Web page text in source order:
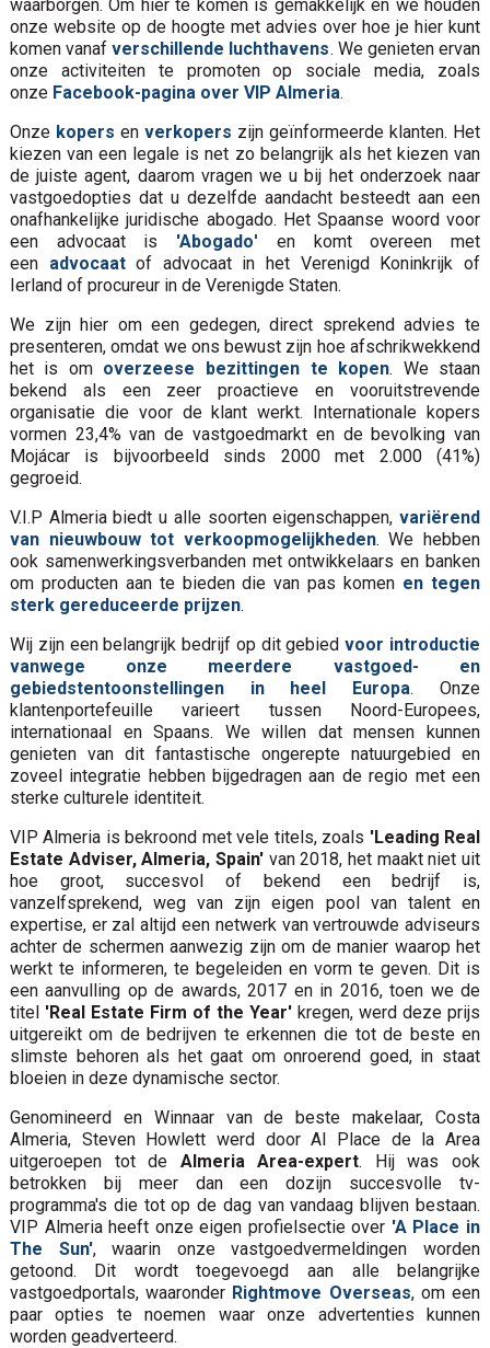
waarborgen. Om hier te komen is gemakkelijk en we houden
onze website op de hoogte met advies over hoe je hier kunt
komen vanafverschillende luchthavens. We genieten ervan
onze activiteiten te promoten op sociale media, zoals
onze Facebook-pagina over VIP Almeria.
Onze kopers en verkopers zijn geïnformeerde klanten. Het
kiezen van een legale is net zo belangrijk als het kiezen van
de juiste agent, daarom vragen we u bij het onderzoek naar
vastgoedopties dat u dezelfde aandacht besteedt aan een
onafhankelijke juridische abogado. Het Spaanse woord voor
een advocaat is 'Abogado' en komt overeen met
een advocaatof advocaat in het Verenigd Koninkrijk of
Ierland of procureur in de Verenigde Staten.
We zijn hier om een gedegen, direct sprekend advies te
presenteren, omdat we ons bewust zijn hoe afschrikwekkend
het is om overzeese bezittingen te kopen. We staan
bekend als een zeer proactieve en vooruitstrevende
organisatie die voor de klant werkt. Internationale kopers
vormen 23,4% van de vastgoedmarkt en de bevolking van
Mojácar is bijvoorbeeld sinds 2000 met 2.000 (41%)
gegroeid.
V.I.P Almeria biedt u alle soorten eigenschappen,variërend
van nieuwbouw tot verkoopmogelijkheden. We hebben
ook samenwerkingsverbanden met ontwikkelaars en banken
om producten aan te bieden die van pas komen en tegen
sterk gereduceerde prijzen.
Wij zijn een belangrijk bedrijf op dit gebiedvoor introductie
vanwege onze meerdere vastgoed- en
gebiedstentoonstellingen in heel Europa. Onze
klantenportefeuille varieert tussen Noord-Europees,
internationaal en Spaans. We willen dat mensen kunnen
genieten van dit fantastische ongerepte natuurgebied en
zoveel integratie hebben bijgedragen aan de regio met een
sterke culturele identiteit.
VIP Almeria is bekroond met vele titels, zoals 'Leading Real
Estate Adviser, Almeria, Spain'van 2018, het maakt niet uit
hoe groot, succesvol of bekend een bedrijf is,
vanzelfsprekend, weg van zijn eigen pool van talent en
expertise, er zal altijd een netwerk van vertrouwde adviseurs
achter de schermen aanwezig zijn om de manier waarop het
werkt te informeren, te begeleiden en vorm te geven. Dit is
een aanvulling op de awards, 2017 en in 2016, toen we de
titel 'Real Estate Firm of the Year' kregen, werd deze prijs
uitgereikt om de bedrijven te erkennen die tot de beste en
slimste behoren als het gaat om onroerend goed, in staat
bloeien in deze dynamische sector.
Genomineerd en Winnaar van de beste makelaar, Costa
Almeria, Steven Howlett werd door Al Place de la Area
uitgeroepen tot de Almeria Area-expert. Hij was ook
betrokken bij meer dan een dozijn succesvolle tv-
programma's die tot op de dag van vandaag blijven bestaan.
VIP Almeria heeft onze eigen profielsectie over 'A Place in
The Sun', waarin onze vastgoedvermeldingen worden
getoond. Dit wordt toegevoegd aan alle belangrijke
vastgoedportals, waaronder Rightmove Overseas, om een
paar opties te noemen waar onze advertenties kunnen
worden geadverteerd.